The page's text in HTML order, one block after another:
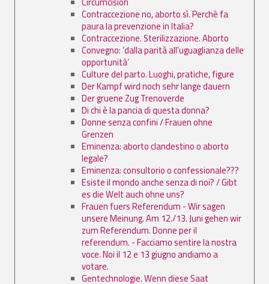
Contraccezione no, aborto sì. Perchè fa
paura la prevenzione in Italia?
Contraccezione. Sterilizzazione. Aborto
Convegno: ’dalla parità all'uguaglianza delle
opportunità’
Culture del parto. Luoghi, pratiche, figure
Der Kampf wird noch sehr lange dauern
Der gruene Zug Trenoverde
Di chi è la pancia di questa donna?
Donne senza confini / Frauen ohne
Grenzen
Eminenza: aborto clandestino o aborto
legale?
Eminenza: consultorio o confessionale???
Esiste il mondo anche senza di noi? / Gibt
es die Welt auch ohne uns?
Frauen fuers Referendum - Wir sagen
unsere Meinung. Am 12./13. Juni gehen wir
zum Referendum. Donne per il
referendum. - Facciamo sentire la nostra
voce. Noi il 12 e 13 giugno andiamo a
votare.
Gentechnologie. Wenn diese Saat